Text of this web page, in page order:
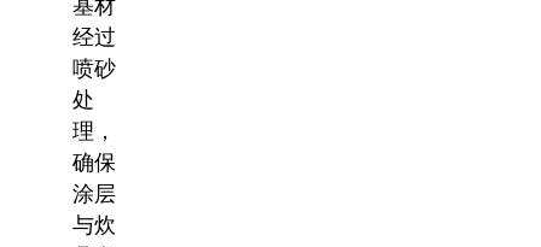
基材
经过
喷砂
处
理，
确保
涂层
与炊